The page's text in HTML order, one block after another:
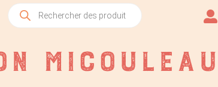
Recherche
produits

MICOULEAU